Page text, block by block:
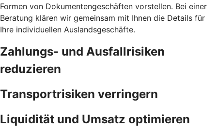
Formen von Dokumentengeschäften vorstellen. Bei einer
Beratung klären wir gemeinsam mit Ihnen die Details für
Ihre individuellen Auslandsgeschäfte.
Zahlungs- und Ausfallrisiken
reduzieren
Transportrisiken verringern
Liquidität und Umsatz optimieren